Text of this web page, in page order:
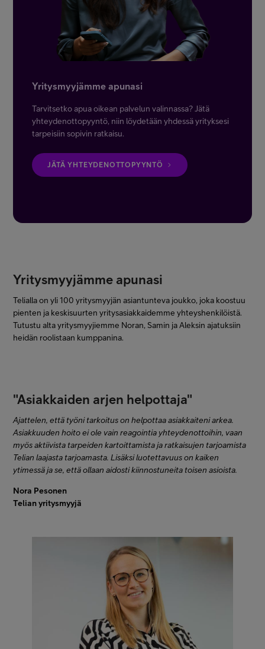
Yritysmyyjämme apunasi
Tarvitsetko apua oikean palvelun valinnassa? Jätä
yhteydenottopyyntö, niin löydetään yhdessä yrityksesi
tarpeisiin sopivin ratkaisu.
JÄTÄ YHTEYDENOTTOPYYNTÖ
Yritysmyyjämme apunasi
Telialla on yli 100 yritysmyyjän asiantunteva joukko, joka koostuu
pienten ja keskisuurten yritysasiakkaidemme yhteyshenkilöistä.
Tutustu alta yritysmyyjiemme Noran, Samin ja Aleksin ajatuksiin
heidän roolistaan kumppanina.
"Asiakkaiden arjen helpottaja"
Ajattelen, että työni tarkoitus on helpottaa asiakkaiteni arkea.
Asiakkuuden hoito ei ole vain reagointia yhteydenottoihin, vaan
myös aktiivista tarpeiden kartoittamista ja ratkaisujen tarjoamista
Telian laajasta tarjoamasta. Lisäksi luotettavuus on kaiken
ytimessä ja se, että ollaan aidosti kiinnostuneita toisen asioista.
Nora Pesonen
Telian yritysmyyjä